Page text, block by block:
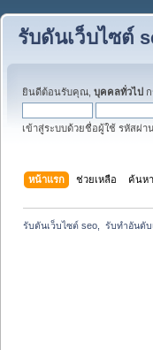
รับดันเว็บไซต์
ยินดีต้อนรับคุณ, บุคคลทั่วไป
เข้าสู่ระบบด้วยชื่อผู้ใช้ รหัสผ่า
หน้าแรก ช่วยเหลือ ค้นหา
รับดันเว็บไซต์ seo,  รับทำอันดั